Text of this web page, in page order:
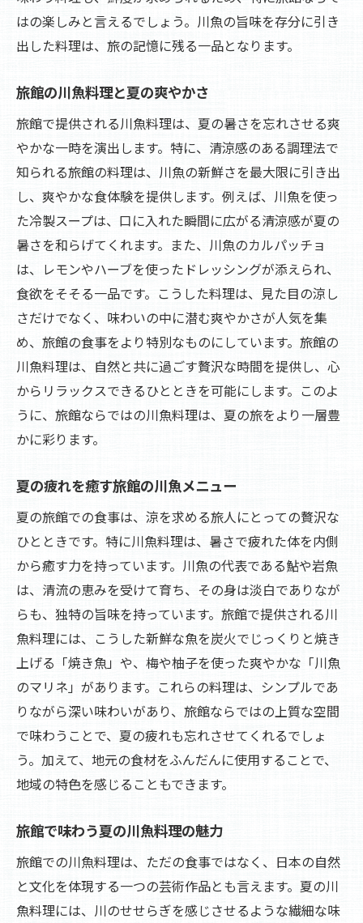
はの楽しみと言えるでしょう。川魚の旨味を存分に引き
出した料理は、旅の記憶に残る一品となります。
旅館の川魚料理と夏の爽やかさ
旅館で提供される川魚料理は、夏の暑さを忘れさせる爽
やかな一時を演出します。特に、清涼感のある調理法で
知られる旅館の料理は、川魚の新鮮さを最大限に引き出
し、爽やかな食体験を提供します。例えば、川魚を使っ
た冷製スープは、口に入れた瞬間に広がる清涼感が夏の
暑さを和らげてくれます。また、川魚のカルパッチョ
は、レモンやハーブを使ったドレッシングが添えられ、
食欲をそそる一品です。こうした料理は、見た目の涼し
さだけでなく、味わいの中に潜む爽やかさが人気を集
め、旅館の食事をより特別なものにしています。旅館の
川魚料理は、自然と共に過ごす贅沢な時間を提供し、心
からリラックスできるひとときを可能にします。このよ
うに、旅館ならではの川魚料理は、夏の旅をより一層豊
かに彩ります。
夏の疲れを癒す旅館の川魚メニュー
夏の旅館での食事は、涼を求める旅人にとっての贅沢な
ひとときです。特に川魚料理は、暑さで疲れた体を内側
から癒す力を持っています。川魚の代表である鮎や岩魚
は、清流の恵みを受けて育ち、その身は淡白でありなが
らも、独特の旨味を持っています。旅館で提供される川
魚料理には、こうした新鮮な魚を炭火でじっくりと焼き
上げる「焼き魚」や、梅や柚子を使った爽やかな「川魚
のマリネ」があります。これらの料理は、シンプルであ
りながら深い味わいがあり、旅館ならではの上質な空間
で味わうことで、夏の疲れも忘れさせてくれるでしょ
う。加えて、地元の食材をふんだんに使用することで、
地域の特色を感じることもできます。
旅館で味わう夏の川魚料理の魅力
旅館での川魚料理は、ただの食事ではなく、日本の自然
と文化を体現する一つの芸術作品とも言えます。夏の川
魚料理には、川のせせらぎを感じさせるような繊細な味